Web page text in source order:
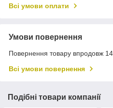
Всі умови оплати
Умови повернення
Повернення товару впродовж 14
Всі умови повернення
Подібні товари компанії